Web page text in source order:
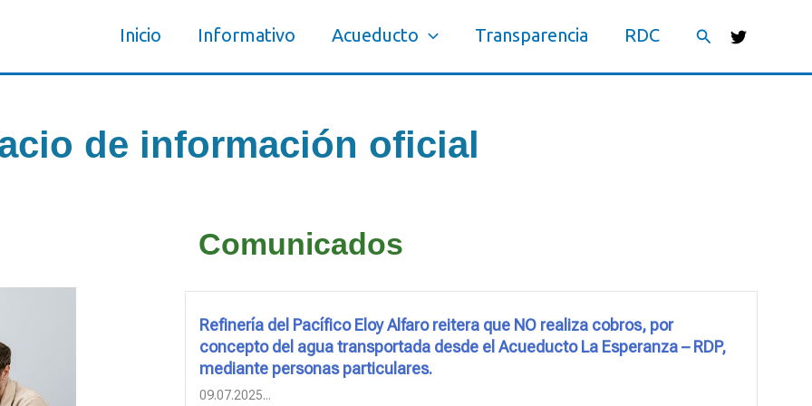
Inicio Informativo Acueducto Transparencia RDC Buscar
de información oficial
Comunicados
Refinería del Pacífico Eloy Alfaro reitera que NO realiza cobros, por
concepto del agua transportada desde el Acueducto La Esperanza – RDP,
mediante personas particulares.
09.07.2025...